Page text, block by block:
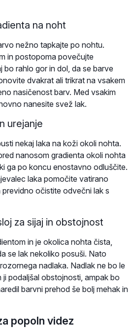
na noht
nežno tapkajte po nohtu.
in postopoma povečujte
bo rahlo gor in dol, da se barve
dvakrat ali trikrat na vsakem
nasičenost barv. Med vsakim
nanesite svež lak.
urejanje
nekaj laka na koži okoli nohta.
nanosom gradienta okoli nohta
ga po koncu enostavno odluščite.
laka pomočite vatirano
očistite odvečni lak s
za sijaj in obstojnost
in je okolica nohta čista,
se lak nekoliko posuši. Nato
nadlaka. Nadlak ne bo le
ji podaljšal obstojnosti, ampak bo
barvni prehod še bolj mehak in
popoln videz